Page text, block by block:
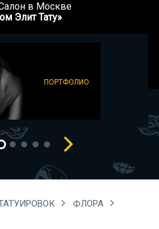
в Москве
Элит Тату»
ПОРТФОЛИО
ФЛОРА